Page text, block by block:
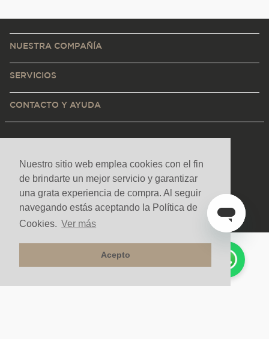
Nuestro sitio web emplea cookies con el fin
de brindarte un mejor servicio y garantizar
una grata experiencia de compra. Al seguir
navegando estás aceptando la Política de
Cookies. Ver más
Acepto
NUESTRA COMPAÑÍA
SERVICIOS
CONTACTO Y AYUDA
Medios de pago y sitio seguro